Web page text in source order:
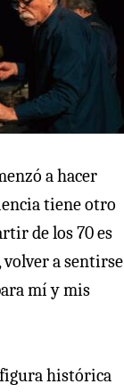
a hacer
tiene otro
de los 70 es
a sentirse
mí y mis
figura histórica